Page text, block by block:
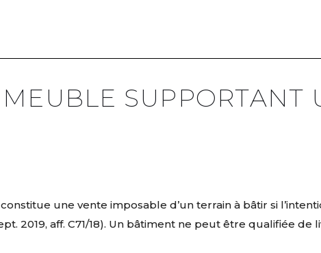
SUPPORTANT
une vente imposable d’un terrain à bâtir si
2019, aff. C71/18). Un bâtiment ne peut être qualifiée de